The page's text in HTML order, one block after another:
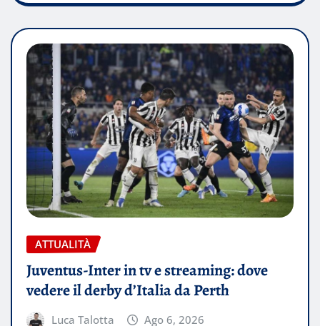
ATTUALITÀ
Juventus-Inter in tv e streaming: dove
vedere il derby d’Italia da Perth
Luca Talotta Ago 6, 2026